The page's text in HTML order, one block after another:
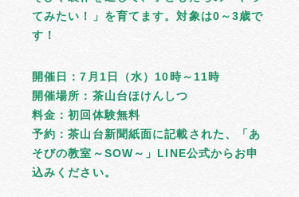
まちの記憶
てみたい！」を育てます。対象は0～3歳で
す！
開催日：7月1日（水）10時～11時
開催場所：茶山台ほけんしつ
料金：初回体験無料
予約：茶山台新聞紙面に記載された、「あ
そびの教室～SOW～」LINE公式からお申
込みください。